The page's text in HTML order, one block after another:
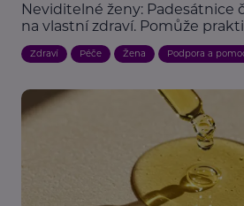
Neviditelné ženy: Padesátnice
na vlastní zdraví. Pomůže
Zdraví Péče Žena Podpora a